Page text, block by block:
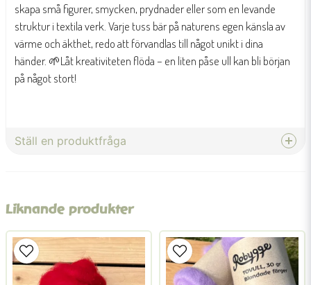
skapa små figurer, smycken, prydnader eller som en levande
struktur i textila verk. Varje tuss bär på naturens egen känsla av
värme och äkthet, redo att förvandlas till något unikt i dina
händer. 🌱Låt kreativiteten flöda – en liten påse ull kan bli början
på något stort!
Ställ en produktfråga
name
Namn
Liknande produkter